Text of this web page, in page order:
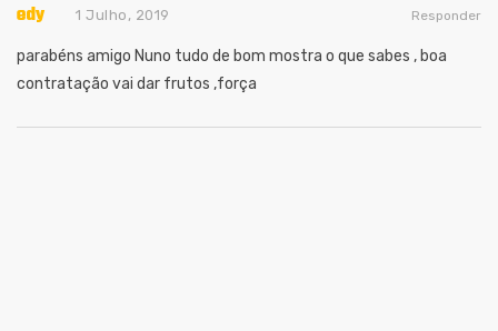
edy 1 Julho, 2019
parabéns amigo Nuno tudo de bom mostra o que sabes , boa
contratação vai dar frutos ,força
Responder